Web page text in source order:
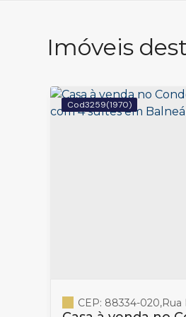
Imóveis
Balneário Camboriú,Santa
3259(1970)
CEP: 88334-020,Rua